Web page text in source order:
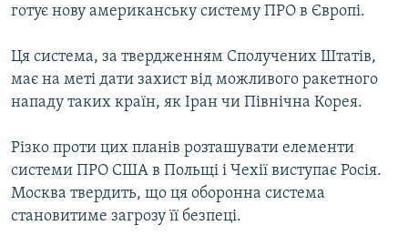
РУС
УКР
ДОЛУЧАЙСЯ!
готує нову американську систему ПРО в Європі.
Ця система, за твердженням Сполучених Штатів,
має на меті дати захист від можливого ракетного
нападу таких країн, як Іран чи Північна Корея.
Різко проти цих планів розташувати елементи
системи ПРО США в Польщі і Чехії виступає Росія.
Москва твердить, що ця оборонна система
становитиме загрозу її безпеці.